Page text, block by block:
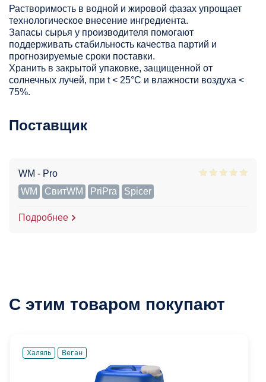
Растворимость в водной и жировой фазах упрощает
технологическое внесение ингредиента.
Запасы сырья у производителя помогают
поддерживать стабильность качества партий и
прогнозируемые сроки поставки.
Хранить в закрытой упаковке, защищенной от
солнечных лучей, при t < 25°С и влажности воздуха <
75%.
Поставщик
WM - Pro
WM
СвитWM PriPra Spicer
Подробнее
С этим товаром покупают
Халяль Веган